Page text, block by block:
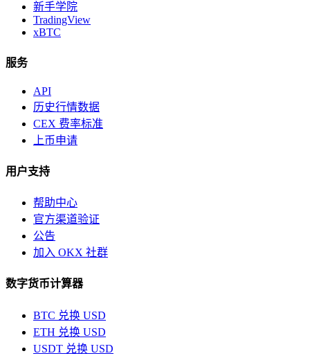
新手学院
TradingView
xBTC
服务
API
历史行情数据
CEX 费率标准
上币申请
用户支持
帮助中心
官方渠道验证
公告
加入 OKX 社群
数字货币计算器
BTC 兑换 USD
ETH 兑换 USD
USDT 兑换 USD